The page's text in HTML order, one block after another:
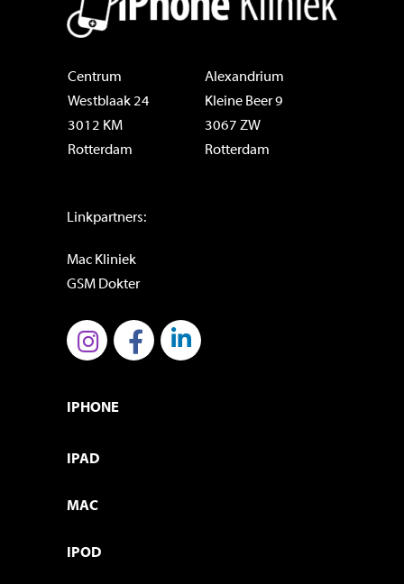
Centrum
Westblaak 24
3012 KM
Rotterdam
Alexandrium
Kleine Beer 9
3067 ZW
Rotterdam
Linkpartners:
Mac Kliniek
GSM Dokter
IPHONE
IPAD
MAC
IPOD